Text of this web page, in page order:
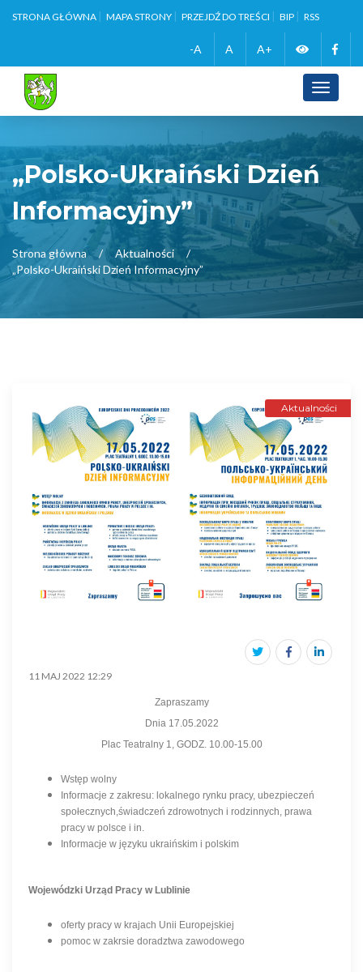
STRONA GŁÓWNA MAPA STRONY PRZEJDŹ DO TREŚCI BIP RSS
-A A A+ Zmień
wersję
Toggle
„Polsko-Ukraiński Dzień
Informacyjny”
Strona główna
Aktualności
„Polsko-Ukraiński Dzień Informacyjny”
Aktualności
11 MAJ 2022 12:29
Zapraszamy
Dnia 17.05.2022
Plac Teatralny 1, GODZ. 10.00-15.00
Wstęp wolny
Іnformacje z zakresu: lokalnego rynku pracy, ubezpieczeń
społecznych,świadczeń zdrowotnych i rodzinnych, prawa
pracy w polsce i in.
Іnformacje w języku ukraińskim i polskim
Wojewódzki Urząd Pracy w Lublinie
oferty pracy w krajach Unii Europejskiej
pomoc w zakrsie doradztwa zawodowego